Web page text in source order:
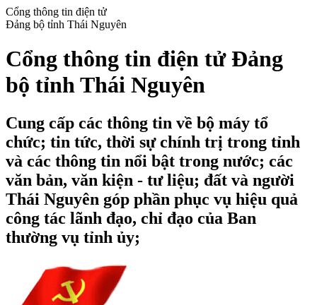
Cổng thông tin điện tử
Đảng bộ tỉnh Thái Nguyên
Cổng thông tin điện tử Đảng
bộ tỉnh Thái Nguyên
Cung cấp các thông tin về bộ máy tổ
chức; tin tức, thời sự chính trị trong tỉnh
và các thông tin nổi bật trong nước; các
văn bản, văn kiện - tư liệu; đất và người
Thái Nguyên góp phần phục vụ hiệu quả
công tác lãnh đạo, chỉ đạo của Ban
thường vụ tỉnh ủy;